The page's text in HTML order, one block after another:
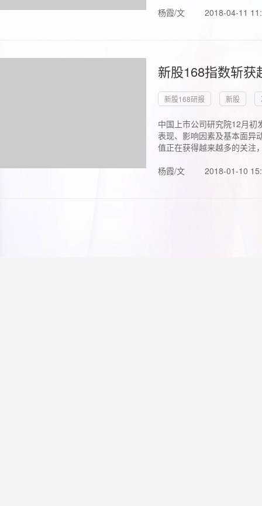
杨霞/文 2018-04-11
新股168指数斩
新股168研报 新股
中国上市公司研究院12月初
表现、影响因素及基本面异
值正在获得越来越多的关注
杨霞/文
2018-01-10